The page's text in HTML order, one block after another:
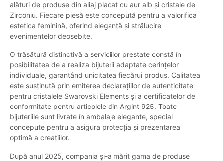
alături de produse din aliaj placat cu aur alb și cristale de
Zirconiu. Fiecare piesă este concepută pentru a valorifica
estetica feminină, oferind eleganță și strălucire
evenimentelor deosebite.
O trăsătură distinctivă a serviciilor prestate constă în
posibilitatea de a realiza bijuterii adaptate cerințelor
individuale, garantând unicitatea fiecărui produs. Calitatea
este susținută prin emiterea declarațiilor de autenticitate
pentru cristalele Swarovski Elements și a certificatelor de
conformitate pentru articolele din Argint 925. Toate
bijuteriile sunt livrate în ambalaje elegante, special
concepute pentru a asigura protecția și prezentarea
optimă a creațiilor.
După anul 2025, compania și-a mărit gama de produse